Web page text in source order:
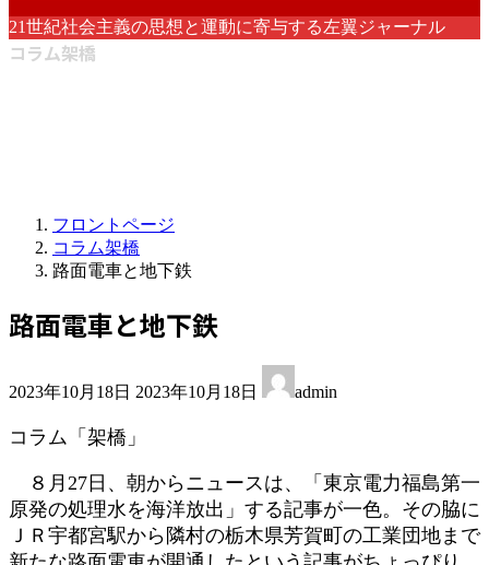
21世紀社会主義の思想と運動に寄与する左翼ジャーナル
コラム架橋
フロントページ
コラム架橋
路面電車と地下鉄
路面電車と地下鉄
2023年10月18日 終
新
時
:
2023年10月18日 admin
コラム「架橋」
８月27日、朝からニュースは、「東京電力福島第一
原発の処理水を海洋放出」する記事が一色。その脇に
ＪＲ宇都宮駅から隣村の栃木県芳賀町の工業団地まで